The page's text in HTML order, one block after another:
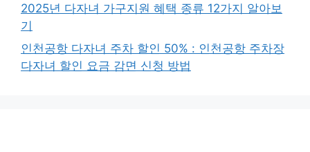
2025년 다자녀 가구지원 혜택 종류 12가지 알아보
기
인천공항 다자녀 주차 할인 50% : 인천공항 주차장
다자녀 할인 요금 감면 신청 방법